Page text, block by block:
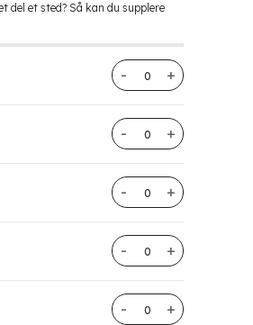
del et sted? Så kan du supplere
Karlsdal hegnstolpe
Herrestad stolper
Karlsdal hegnstolpe
Herrestad stolper
Karlsdal hegnstolpe